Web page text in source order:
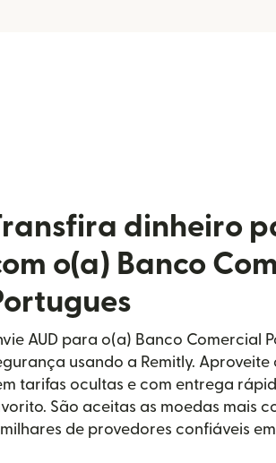
dinheiro
o(a) Banco
AUD para o(a) Banco Comercial
usando a Remitly.
tarifas ocultas e com entrega
São aceitas as moedas mais
de provedores confiáveis